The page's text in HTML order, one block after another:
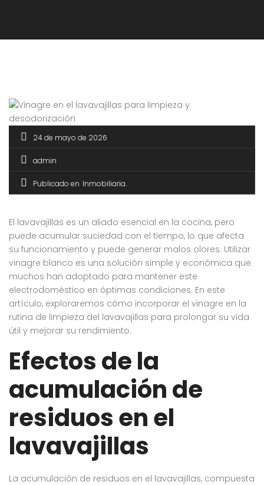
24 de mayo de 2026
admin
Publicado en Inmobiliaria
El lavavajillas es un aliado esencial en la cocina, pero
puede acumular suciedad con el tiempo, lo que afecta
su funcionamiento y puede generar malos olores. Utilizar
vinagre blanco es una solución simple y económica que
muchos han adoptado para mantener este
electrodoméstico en óptimas condiciones. En este
artículo, exploraremos cómo incorporar el vinagre en la
rutina de limpieza del lavavajillas para prolongar su vida
útil y mejorar su rendimiento.
Efectos de la
acumulación de
residuos en el
lavavajillas
La acumulación de residuos en el lavavajillas, compuesta